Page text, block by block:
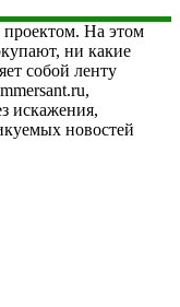
проектом. На этом
ни какие
собой ленту
искажения,
новостей